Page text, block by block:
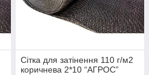
Сітка для затінення 110 г/м2
коричнева 2*10 “AГРОС”